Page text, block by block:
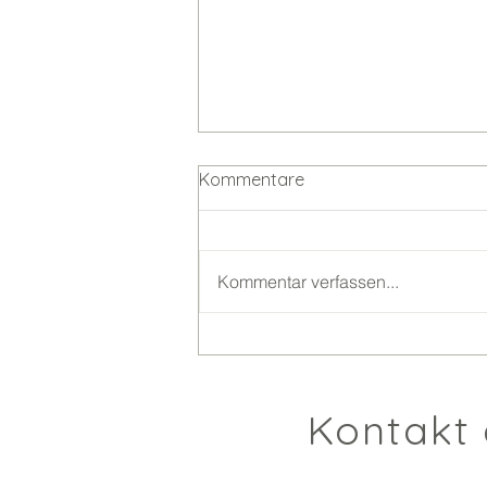
Kommentare
Kommentar verfassen...
Kontakt